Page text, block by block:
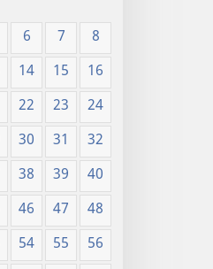
6 7
8
14 15
16
22 23
24
30 31
32
38 39
40
46 47
48
54 55
56